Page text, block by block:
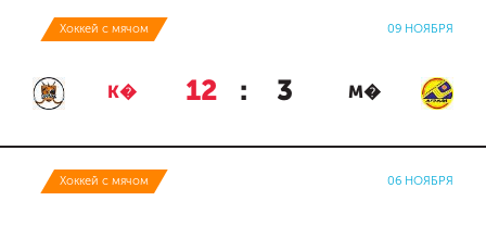
Хоккей с мячом 09 НОЯБРЯ
К� 12 : 3 М�
Хоккей с мячом 06 НОЯБРЯ